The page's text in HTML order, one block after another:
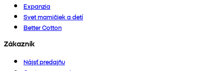
Expanzia
Svet mamičiek a detí
Better Cotton
Zákazník
Nájsť predajňu